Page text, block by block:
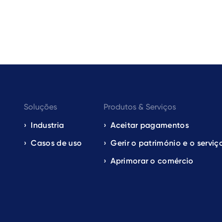
Footer
navigation
EN
Soluções
Industria
Casos de uso
Produtos & Serviços
Aceitar pagamentos
Gerir o património e o
Aprimorar o comércio